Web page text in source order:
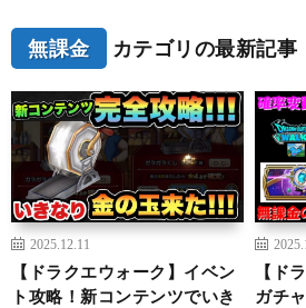
無課金 カテゴリの最新記事
2025.12.11
【ドラクエウォーク】イベン
ト攻略！新コンテンツでいき
【ド
ガチ